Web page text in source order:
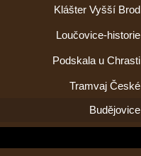
Klášter Vyšší Brod
Loučovice-historie
Podskala u Chrasti
Tramvaj České
Budějovice